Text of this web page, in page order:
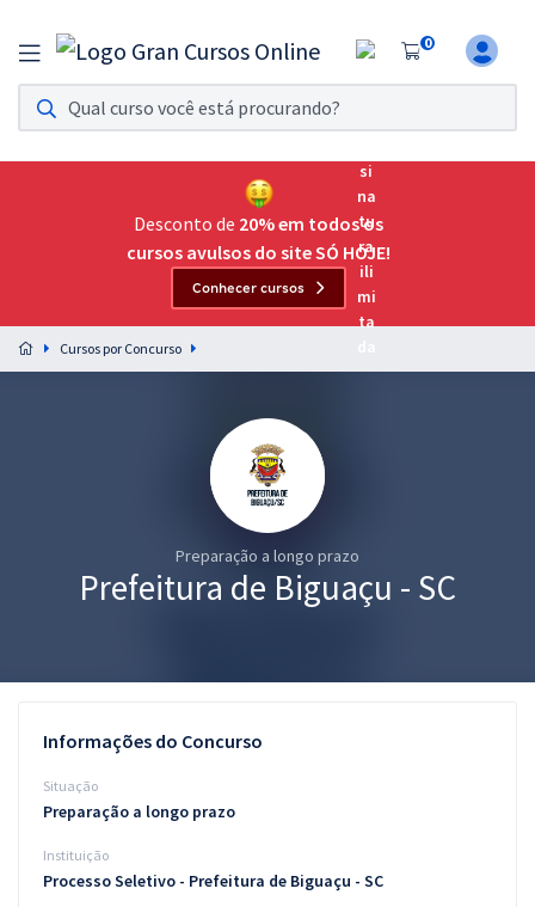
0
Assinatura Ilimitada 11
Acesso a todos os cursos. Teste grátis por 7 dias!
Assinatura OAB Até Passar
Acesso ilimitado a toda preparação para o Exame da
Preparação completa e intensiva para as principais
residências em saúde do Brasil
Graduação
Questões grátis
Blog
Desconto de 20% em todos os
cursos avulsos do site SÓ HOJE!
Conhecer cursos
Cursos por Concurso
Preparação a longo prazo
Prefeitura de Biguaçu - SC
Informações do Concurso
Situação
Preparação a longo prazo
Instituição
Processo Seletivo - Prefeitura de Biguaçu - SC